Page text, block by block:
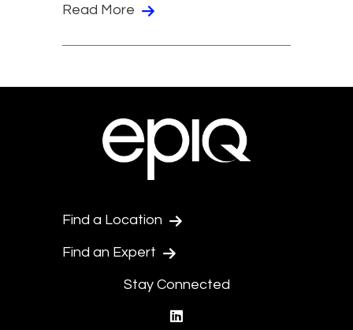
Read More
Find a Location
Find an Expert
Stay Connected